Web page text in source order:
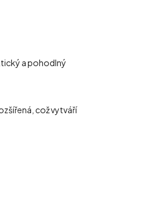
a pohodlný
což vytváří